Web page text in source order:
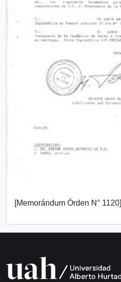
[Memorándum Órden N° 1120]